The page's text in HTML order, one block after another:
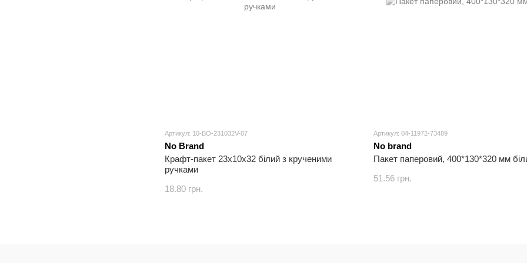
Артикул: 10-BO-231032V-07
No Brand
Крафт-пакет 23х10х32 білий з крученими
ручками
18.80 грн.
Артикул: 04-11972-73489
No brand
Пакет паперовий, 400*130*320 мм
51.56 грн.